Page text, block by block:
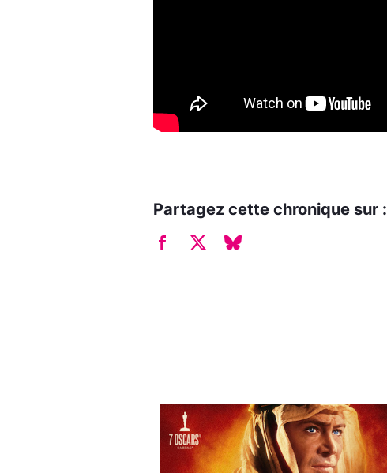
Partagez cette chronique sur :